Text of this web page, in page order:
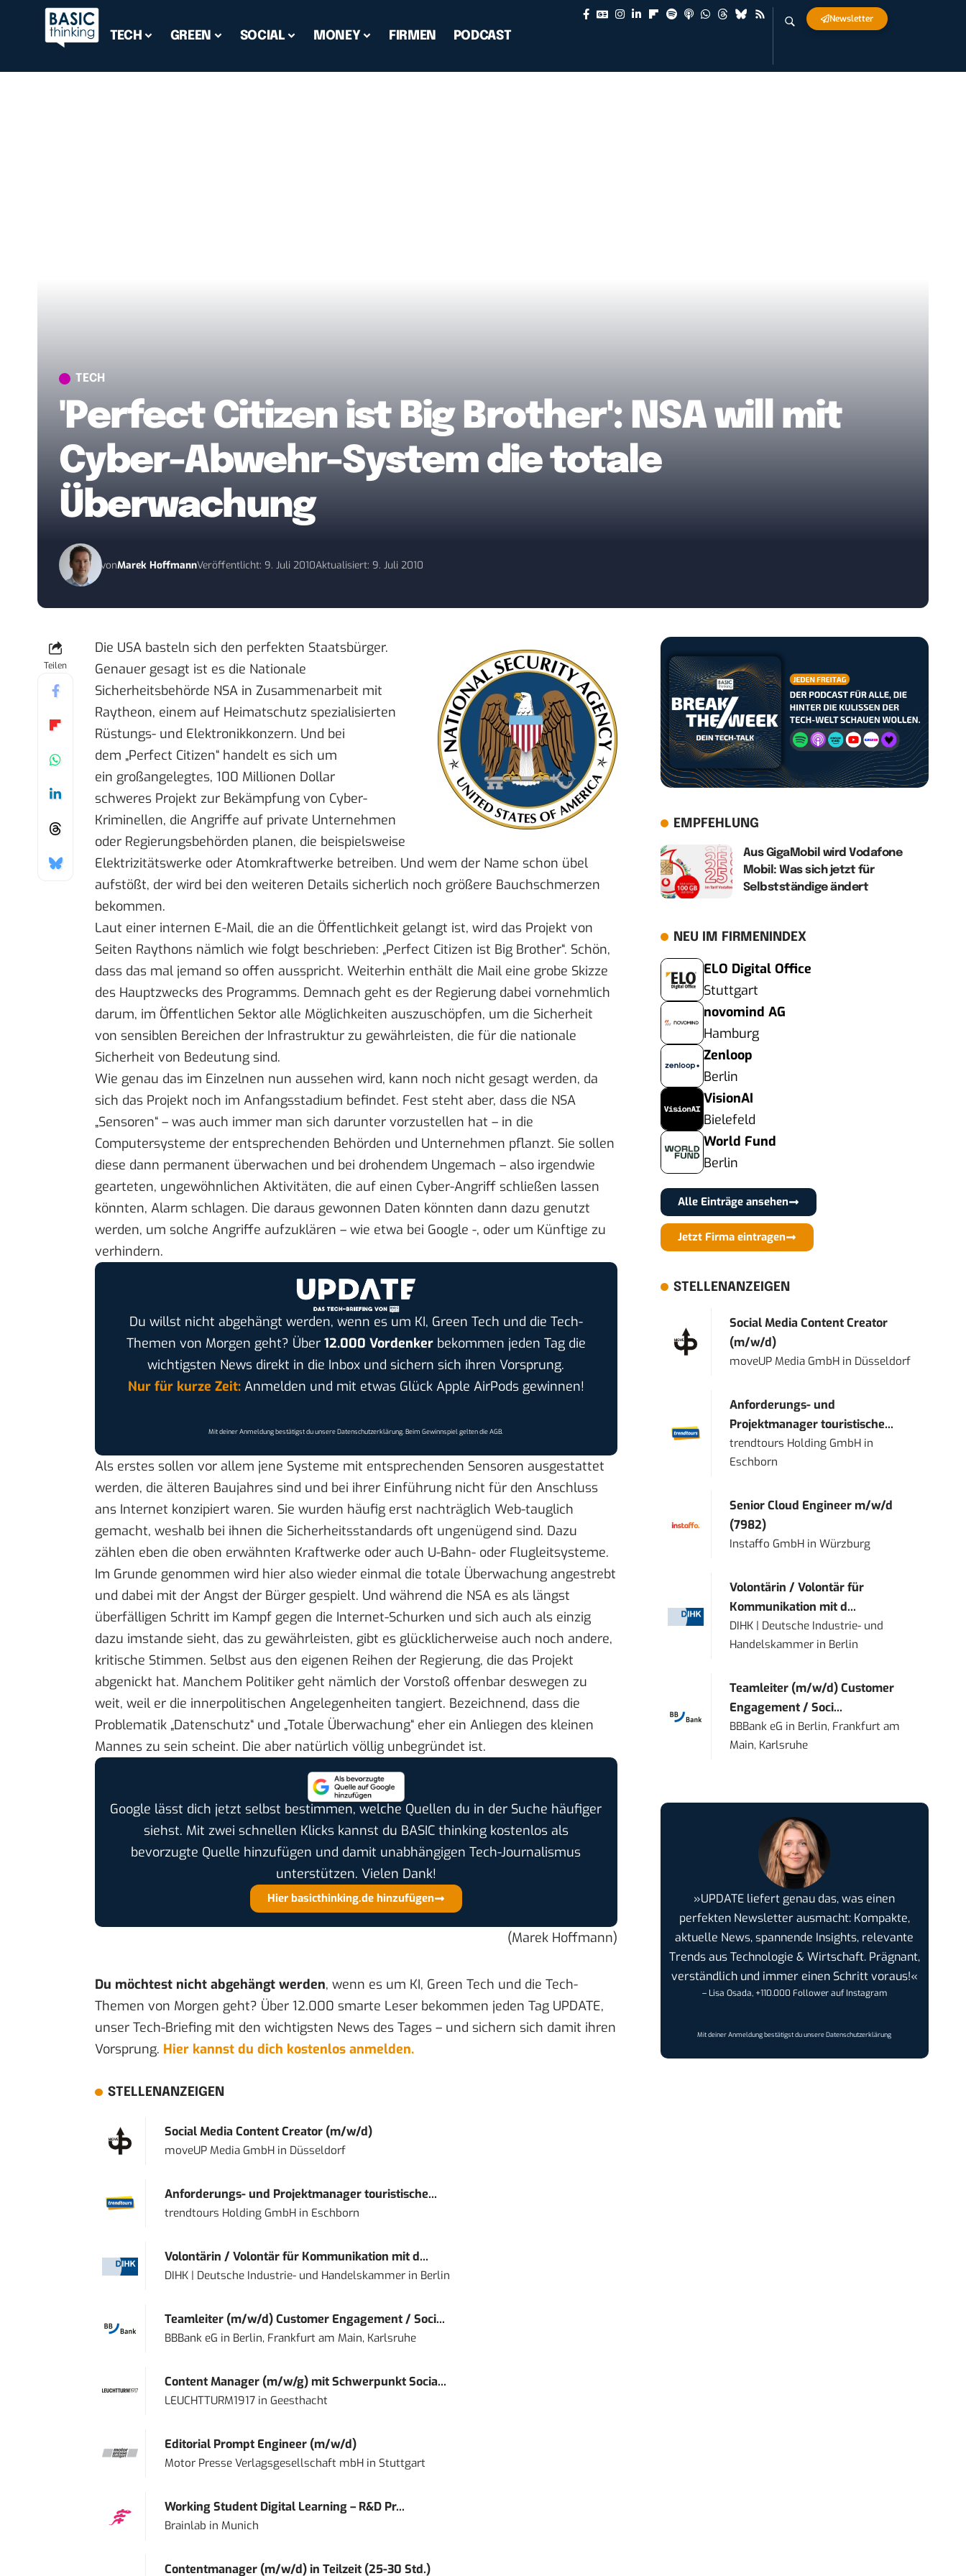
TECH GREEN SOCIAL MONEY FIRMEN PODCAST
Newsletter
TECH
'Perfect Citizen ist Big Brother': NSA will mit
Cyber-Abwehr-System die totale
Überwachung
vonMarek HoffmannVeröffentlicht: 9. Juli 2010Aktualisiert: 9. Juli 2010
Teilen
Die USA basteln sich den perfekten Staatsbürger.
Genauer gesagt ist es die Nationale
Sicherheitsbehörde NSA in Zusammenarbeit mit
Raytheon, einem auf Heimatschutz spezialisierten
Rüstungs- und Elektronikkonzern. Und bei
dem „Perfect Citizen“ handelt es sich um
ein großangelegtes, 100 Millionen Dollar
schweres Projekt zur Bekämpfung von Cyber-
Kriminellen, die Angriffe auf private Unternehmen
oder Regierungsbehörden planen, die beispielsweise
Elektrizitätswerke oder Atomkraftwerke betreiben. Und wem der Name schon übel
aufstößt, der wird bei den weiteren Details sicherlich noch größere Bauchschmerzen
bekommen.
Laut einer internen E-Mail, die an die Öffentlichkeit gelangt ist, wird das Projekt von
Seiten Raythons nämlich wie folgt beschrieben: „Perfect Citizen ist Big Brother“. Schön,
dass das mal jemand so offen ausspricht. Weiterhin enthält die Mail eine grobe Skizze
des Hauptzwecks des Programms. Demnach geht es der Regierung dabei vornehmlich
darum, im Öffentlichen Sektor alle Möglichkeiten auszuschöpfen, um die Sicherheit
von sensiblen Bereichen der Infrastruktur zu gewährleisten, die für die nationale
Sicherheit von Bedeutung sind.
Wie genau das im Einzelnen nun aussehen wird, kann noch nicht gesagt werden, da
sich das Projekt noch im Anfangsstadium befindet. Fest steht aber, dass die NSA
„Sensoren“ – was auch immer man sich darunter vorzustellen hat – in die
Computersysteme der entsprechenden Behörden und Unternehmen pflanzt. Sie sollen
diese dann permanent überwachen und bei drohendem Ungemach – also irgendwie
gearteten, ungewöhnlichen Aktivitäten, die auf einen Cyber-Angriff schließen lassen
könnten, Alarm schlagen. Die daraus gewonnen Daten könnten dann dazu genutzt
werden, um solche Angriffe aufzuklären – wie etwa bei Google -, oder um Künftige zu
verhindern.
Du willst nicht abgehängt werden, wenn es um KI, Green Tech und die Tech-
Themen von Morgen geht? Über 12.000 Vordenkerbekommen jeden Tag die
wichtigsten News direkt in die Inbox und sichern sich ihren Vorsprung.
Nur für kurze Zeit:Anmelden und mit etwas Glück Apple AirPods gewinnen!
Mit deiner Anmeldung bestätigst du unsereDatenschutzerklärung. Beim Gewinnspiel gelten dieAGB.
Als erstes sollen vor allem jene Systeme mit entsprechenden Sensoren ausgestattet
werden, die älteren Baujahres sind und bei ihrer Einführung nicht für den Anschluss
ans Internet konzipiert waren. Sie wurden häufig erst nachträglich Web-tauglich
gemacht, weshalb bei ihnen die Sicherheitsstandards oft ungenügend sind. Dazu
zählen eben die oben erwähnten Kraftwerke oder auch U-Bahn- oder Flugleitsysteme.
Im Grunde genommen wird hier also wieder einmal die totale Überwachung angestrebt
und dabei mit der Angst der Bürger gespielt. Und während die NSA es als längst
überfälligen Schritt im Kampf gegen die Internet-Schurken und sich auch als einzig
dazu imstande sieht, das zu gewährleisten, gibt es glücklicherweise auch noch andere,
kritische Stimmen. Selbst aus den eigenen Reihen der Regierung, die das Projekt
abgenickt hat. Manchem Politiker geht nämlich der Vorstoß offenbar deswegen zu
weit, weil er die innerpolitischen Angelegenheiten tangiert. Bezeichnend, dass die
Problematik „Datenschutz“ und „Totale Überwachung“ eher ein Anliegen des kleinen
Mannes zu sein scheint. Die aber natürlich völlig unbegründet ist.
Google lässt dich jetzt selbst bestimmen, welche Quellen du in der Suche häufiger
siehst. Mit zwei schnellen Klicks kannst du BASIC thinking kostenlos als
bevorzugte Quelle hinzufügen und damit unabhängigen Tech-Journalismus
unterstützen. Vielen Dank!
Hier basicthinking.de hinzufügen
(Marek Hoffmann)
Du möchtest nicht abgehängt werden, wenn es um KI, Green Tech und die Tech-
Themen von Morgen geht? Über 12.000 smarte Leser bekommen jeden Tag UPDATE,
unser Tech-Briefing mit den wichtigsten News des Tages – und sichern sich damit ihren
Vorsprung. Hier kannst du dich kostenlos anmelden.
STELLENANZEIGEN
Social Media Content Creator (m/w/d)
moveUP Media GmbHin Düsseldorf
Anforderungs- und Projektmanager touristische...
trendtours Holding GmbHin Eschborn
Volontärin / Volontär für Kommunikation mit d...
DIHK | Deutsche Industrie- und Handelskammerin Berlin
Teamleiter (m/w/d) Customer Engagement / Soci...
BBBank eG in Berlin, Frankfurt am Main, Karlsruhe
Content Manager (m/w/g) mit Schwerpunkt Socia...
LEUCHTTURM1917in Geesthacht
Editorial Prompt Engineer (m/w/d)
Motor Presse Verlagsgesellschaft mbHin Stuttgart
Working Student Digital Learning – R&D Pr...
Brainlab in Munich
Contentmanager (m/w/d) in Teilzeit (25-30 Std.)
EMPFEHLUNG
Aus GigaMobil wird Vodafone
Mobil: Was sich jetzt für
Selbstständige ändert
NEU IM FIRMENINDEX
ELO Digital Office
Stuttgart
novomind AG
Hamburg
Zenloop
Berlin
VisionAI
Bielefeld
World Fund
Berlin
Alle Einträge ansehen
Jetzt Firma eintragen
STELLENANZEIGEN
Social Media Content Creator
(m/w/d)
moveUP Media GmbH in Düsseldorf
Anforderungs- und
Projektmanager touristische...
trendtours Holding GmbH in
Eschborn
Senior Cloud Engineer m/w/d
(7982)
Instaffo GmbH inWürzburg
Volontärin / Volontär für
Kommunikation mit d...
DIHK | Deutsche Industrie- und
Handelskammer in Berlin
Teamleiter (m/w/d) Customer
Engagement / Soci...
BBBank eG in Berlin, Frankfurt am
Main, Karlsruhe
»UPDATE liefert genau das, was einen
perfekten Newsletter ausmacht: Kompakte,
aktuelle News, spannende Insights, relevante
Trends aus Technologie & Wirtschaft. Prägnant,
verständlich und immer einen Schritt voraus!«
– Lisa Osada, +110.000 Follower auf Instagram
Mit deiner Anmeldung bestätigst du unsereDatenschutzerklärung